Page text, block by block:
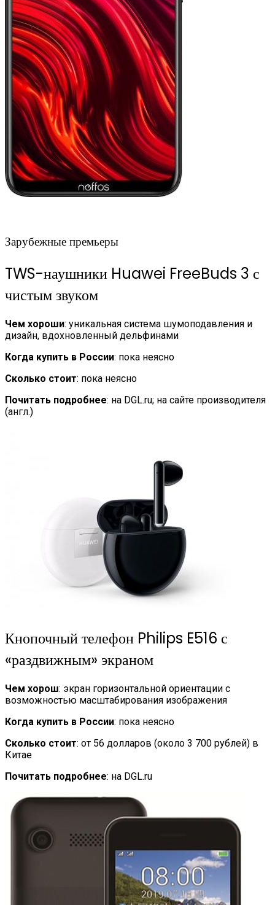
Зарубежные премьеры
TWS-наушники Huawei FreeBuds 3 с
чистым звуком
Чем хороши: уникальная система шумоподавления и
дизайн, вдохновленный дельфинами
Когда купить в России: пока неясно
Сколько стоит: пока неясно
Почитать подробнее: на DGL.ru; на сайте производителя
(англ.)
Кнопочный телефон Philips E516 с
«раздвижным» экраном
Чем хорош: экран горизонтальной ориентации с
возможностью масштабирования изображения
Когда купить в России: пока неясно
Сколько стоит: от 56 долларов (около 3 700 рублей) в
Китае
Почитать подробнее: на DGL.ru